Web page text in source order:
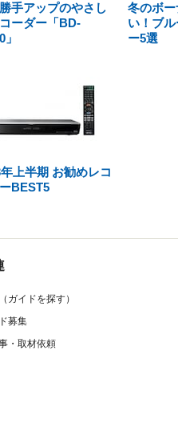
手アップのやさし
ーダー「BD-
冬のボ
い！ブ
ー5選
上半期 お勧めレコ
BEST5
ガイドを探す）
募集
・取材依頼